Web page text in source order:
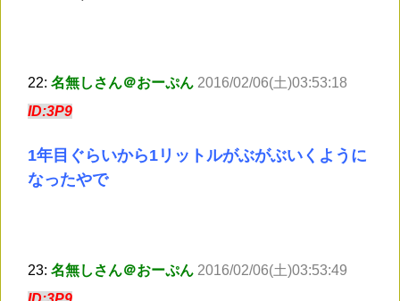
22: 名無しさん＠おーぷん 2016/02/06(土)03:53:18
ID:3P9
1年目ぐらいから1リットルがぶがぶいくように
なったやで
23: 名無しさん＠おーぷん 2016/02/06(土)03:53:49